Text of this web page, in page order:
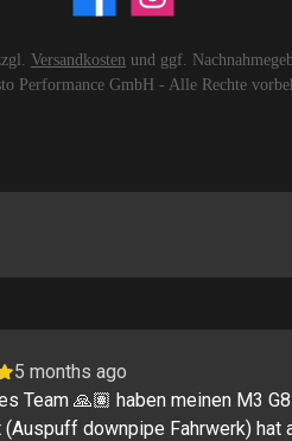
Versandkosten und ggf.
Performance GmbH - Alle Rechte
5 months ago
Team 🙏🏽 haben meinen M3
(Auspuff downpipe Fahrwerk) hat